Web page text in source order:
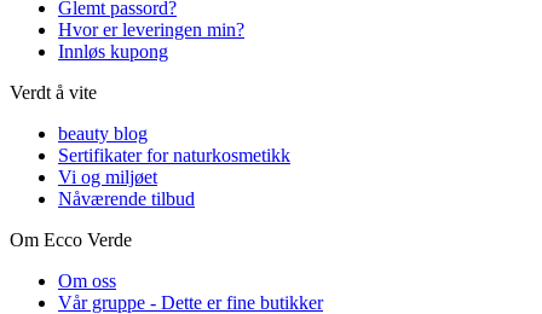
Glemt passord?
Hvor er leveringen min?
Innløs kupong
Verdt å vite
beauty blog
Sertifikater for naturkosmetikk
Vi og miljøet
Nåværende tilbud
Om Ecco Verde
Om oss
Vår gruppe - Dette er fine butikker